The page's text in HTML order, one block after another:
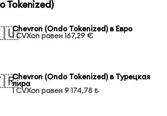
Tokenized)
Chevron (Ondo Tokenized) в Евро
1 CVXon равен 167,29 €
Chevron (Ondo Tokenized) в Турецкая
лира
1 CVXon равен 9 174,78 ₺